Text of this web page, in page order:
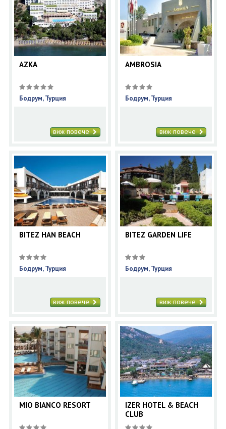
AZKA
Бодрум, Турция
виж повече
AMBROSIA
Бодрум, Турция
виж повече
BITEZ HAN BEACH
Бодрум, Турция
виж повече
BITEZ GARDEN LIFE
Бодрум, Турция
виж повече
MIO BIANCO RESORT
IZER HOTEL & BEACH
CLUB